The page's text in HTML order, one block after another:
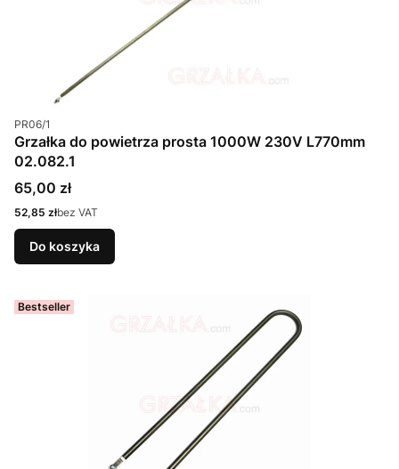
Kod produktu
PR06/1
Grzałka do powietrza prosta 1000W 230V L770mm
02.082.1
Cena
65,00 zł
Cena
52,85 złbez VAT
Do koszyka
Bestseller